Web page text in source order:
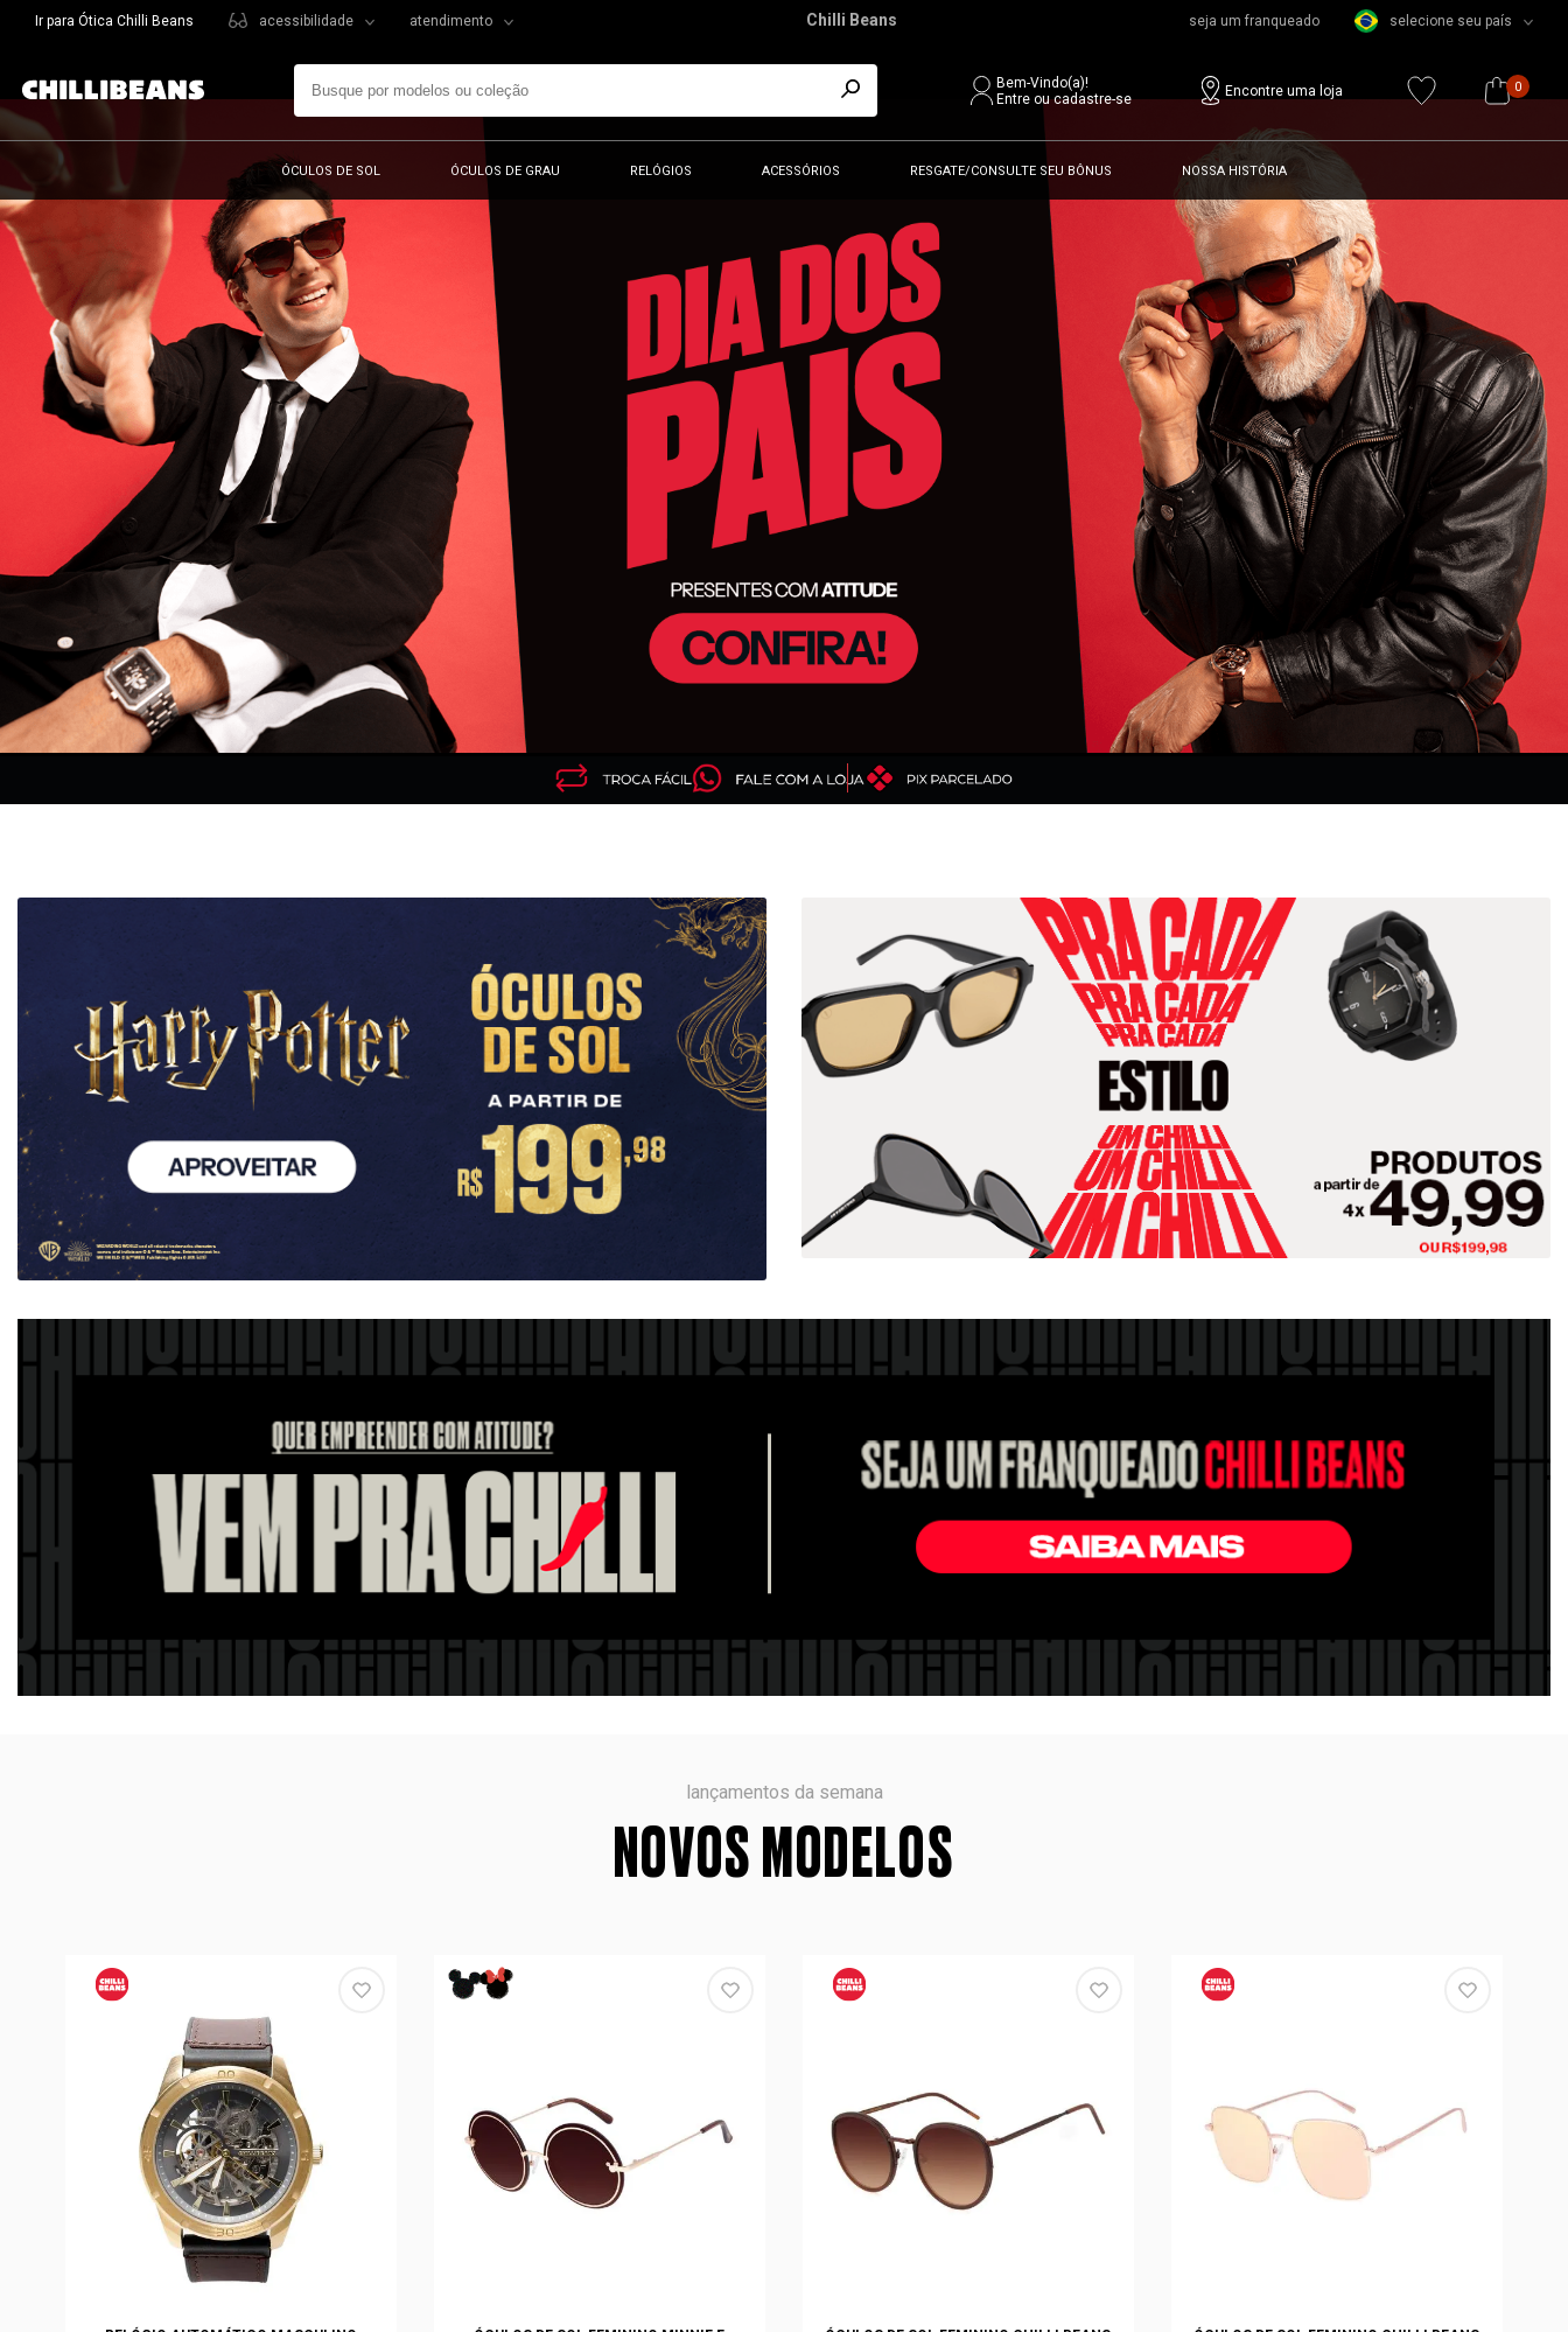
Ir para Ótica Chilli Beans acessibilidade atendimento Chilli Beans seja um franqueado selecione seu país
Bem-Vindo(a)!
Entre ou cadastre-se
Encontre uma loja 0
ÓCULOS DE SOL ÓCULOS DE GRAU RELÓGIOS ACESSÓRIOS RESGATE/CONSULTE SEU BÔNUS NOSSA HISTÓRIA
lançamentos da semana
NOVOS MODELOS